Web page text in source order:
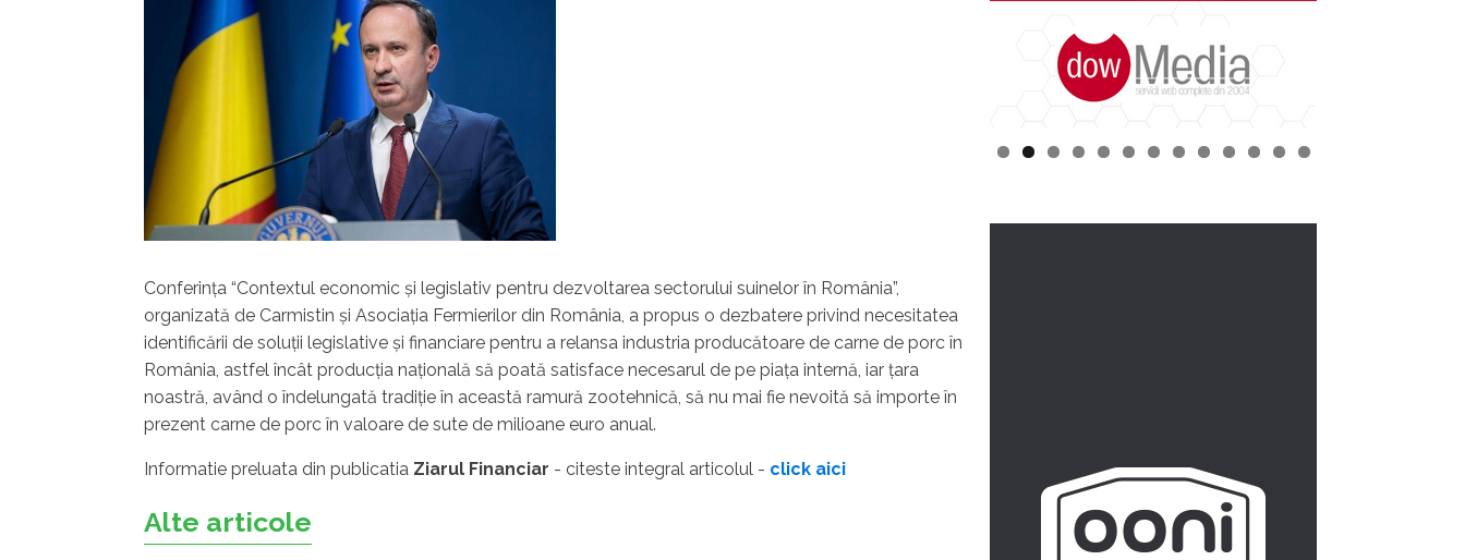
Conferinţa “Contextul economic şi legislativ pentru dezvoltarea sectorului suinelor în România”,
organizată de Carmistin şi Asociaţia Fermierilor din România, a propus o dezbatere privind necesitatea
identificării de soluţii legislative şi financiare pentru a relansa industria producătoare de carne de porc în
România, astfel încât producţia naţională să poată satisface necesarul de pe piaţa internă, iar ţara
noastră, având o îndelungată tradiţie în această ramură zootehnică, să nu mai fie nevoită să importe în
prezent carne de porc în valoare de sute de milioane euro anual.
Informatie preluata din publicatia Ziarul Financiar - citeste integral articolul - click aici
Alte articole